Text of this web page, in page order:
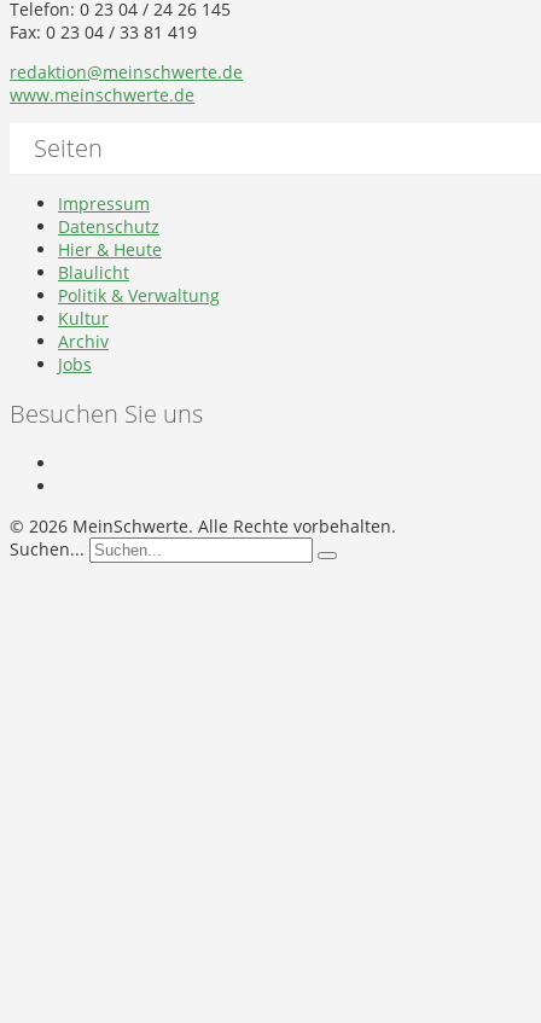
Telefon: 0 23 04 / 24 26 145
Fax: 0 23 04 / 33 81 419
redaktion@meinschwerte.de
www.meinschwerte.de
Seiten
Impressum
Datenschutz
Hier & Heute
Blaulicht
Politik & Verwaltung
Kultur
Archiv
Jobs
Besuchen Sie uns
© 2026 MeinSchwerte. Alle Rechte vorbehalten.
Suchen...